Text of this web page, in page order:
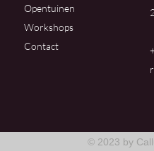
Opentuinen
Workshops
Contact
© 2023 by